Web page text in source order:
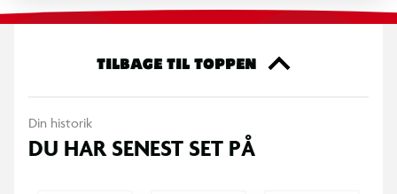
TILBAGE TIL TOPPEN
Din historik
DU HAR SENEST SET PÅ